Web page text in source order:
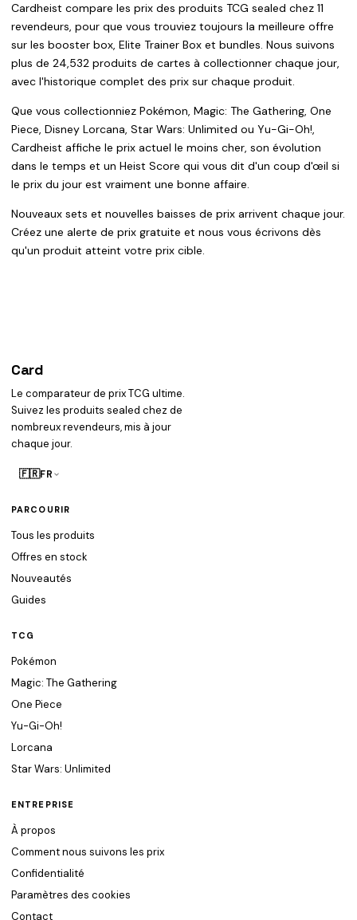
Cardheist compare les prix des produits TCG sealed chez 11
revendeurs, pour que vous trouviez toujours la meilleure offre
sur les booster box, Elite Trainer Box et bundles. Nous suivons
plus de 24,532 produits de cartes à collectionner chaque jour,
avec l'historique complet des prix sur chaque produit.
Que vous collectionniez Pokémon, Magic: The Gathering, One
Piece, Disney Lorcana, Star Wars: Unlimited ou Yu-Gi-Oh!,
Cardheist affiche le prix actuel le moins cher, son évolution
dans le temps et un Heist Score qui vous dit d'un coup d'œil si
le prix du jour est vraiment une bonne affaire.
Nouveaux sets et nouvelles baisses de prix arrivent chaque jour.
Créez une alerte de prix gratuite et nous vous écrivons dès
qu'un produit atteint votre prix cible.
Card
Le comparateur de prix TCG ultime.
Suivez les produits sealed chez de
nombreux revendeurs, mis à jour
chaque jour.
🇫🇷FR
PARCOURIR
Tous les produits
Offres en stock
Nouveautés
Guides
TCG
Pokémon
Magic: The Gathering
One Piece
Yu-Gi-Oh!
Lorcana
Star Wars: Unlimited
ENTREPRISE
À propos
Comment nous suivons les prix
Confidentialité
Paramètres des cookies
Contact